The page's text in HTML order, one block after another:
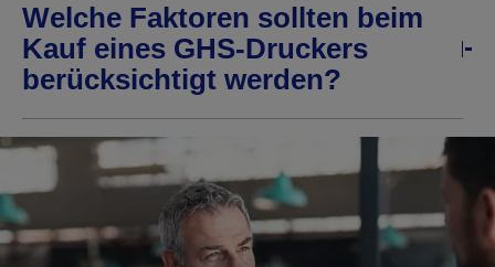
Welche Faktoren sollten beim
Kauf eines GHS-Druckers
berücksichtigt werden?